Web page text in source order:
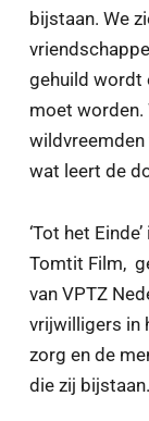
bijstaan. We
gehuild wordt
moet
wildvreemden
wat leert de
‘Tot het
Tomtit Film,
van VPTZ
vrijwilligers in
zorg en de
die zij bijstaan.